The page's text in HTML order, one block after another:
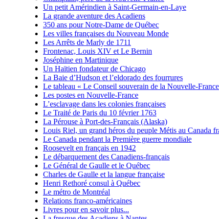
Un petit Amérindien à Saint-Germain-en-Laye
La grande aventure des Acadiens
350 ans pour Notre-Dame de Québec
Les villes françaises du Nouveau Monde
Les Arrêts de Marly de 1711
Frontenac, Louis XIV et Le Bernin
Joséphine en Martinique
Un Haïtien fondateur de Chicago
La Baie d’Hudson et l’eldorado des fourrures
Le tableau « Le Conseil souverain de la Nouvelle-
Les postes en Nouvelle-France
L’esclavage dans les colonies françaises
Le Traité de Paris du 10 février 1763
La Pérouse à Port-des-Français (Alaska)
Louis Riel, un grand héros du peuple Métis au Canada
Le Canada pendant la Première guerre mondiale
Roosevelt en français en 1942
Le débarquement des Canadiens-français
Le Général de Gaulle et le Québec
Charles de Gaulle et la langue française
Henri Rethoré consul à Québec
Le métro de Montréal
Relations franco-américaines
Livres pour en savoir plus...